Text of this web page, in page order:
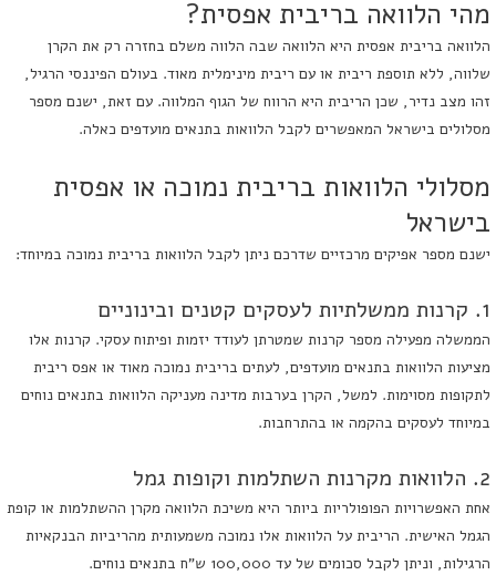
מהי הלוואה בריבית אפסית?
הלוואה בריבית אפסית היא הלוואה שבה הלווה משלם בחזרה רק את הקרן
שלווה, ללא תוספת ריבית או עם ריבית מינימלית מאוד. בעולם הפיננסי הרגיל,
זהו מצב נדיר, שכן הריבית היא הרווח של הגוף המלווה. עם זאת, ישנם מספר
מסלולים בישראל המאפשרים לקבל הלוואות בתנאים מועדפים כאלה.
מסלולי הלוואות בריבית נמוכה או אפסית
בישראל
ישנם מספר אפיקים מרכזיים שדרכם ניתן לקבל הלוואות בריבית נמוכה במיוחד:
1. קרנות ממשלתיות לעסקים קטנים ובינוניים
הממשלה מפעילה מספר קרנות שמטרתן לעודד יזמות ופיתוח עסקי. קרנות אלו
מציעות הלוואות בתנאים מועדפים, לעתים בריבית נמוכה מאוד או אפס ריבית
לתקופות מסוימות. למשל, הקרן בערבות מדינה מעניקה הלוואות בתנאים נוחים
במיוחד לעסקים בהקמה או בהתרחבות.
2. הלוואות מקרנות השתלמות וקופות גמל
אחת האפשרויות הפופולריות ביותר היא משיכת הלוואה מקרן ההשתלמות או קופת
הגמל האישית. הריבית על הלוואות אלו נמוכה משמעותית מהריביות הבנקאיות
הרגילות, וניתן לקבל סכומים של עד 100,000 ש"ח בתנאים נוחים.